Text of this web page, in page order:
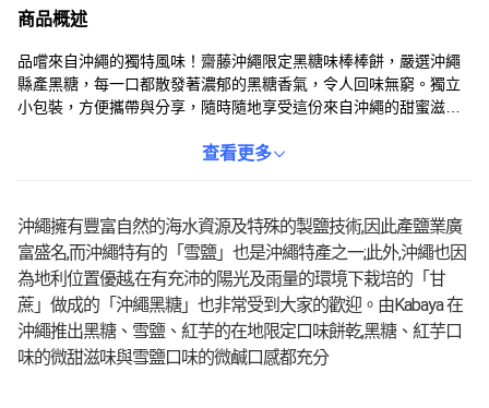
商品概述
品嚐來自沖繩的獨特風味！齋藤沖繩限定黑糖味棒棒餅，嚴選沖繩
縣產黑糖，每一口都散發著濃郁的黑糖香氣，令人回味無窮。獨立
小包裝，方便攜帶與分享，隨時隨地享受這份來自沖繩的甜蜜滋
茶或點心的絕佳選擇。無論是自己享用，還是送給親朋好友，都是
查看更多
沖繩擁有豐富自然的海水資源及特殊的製鹽技術,因此產鹽業廣
富盛名,而沖繩特有的「雪鹽」也是沖繩特產之一;此外,沖繩也因
為地利位置優越,在有充沛的陽光及雨量的環境下栽培的「甘
蔗」做成的「沖繩黑糖」也非常受到大家的歡迎。由Kabaya 在
沖繩推出黑糖、雪鹽、紅芋的在地限定口味餅乾,黑糖、紅芋口
味的微甜滋味與雪鹽口味的微鹹口感都充分